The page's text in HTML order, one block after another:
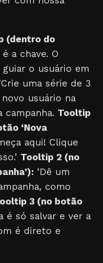
(dentro do
a chave. O
o usuário em
uma série de 3
usuário na
campanha. Tooltip
‘Nova
aqui! Clique
Tooltip 2 (no
‘Dê um
como
3 (no botão
é só salvar e ver a
é direto e